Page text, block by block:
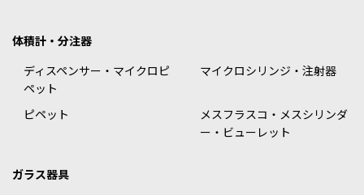
体積計・分注器
ディスペンサー・マイクロピ
ペット
マイクロシリンジ・注射器
ピペット
メスフラスコ・メスシリンダ
ー・ビューレット
ガラス器具